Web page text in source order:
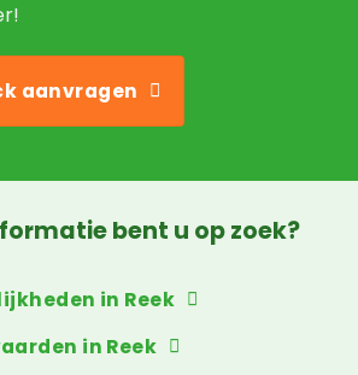
aanvragen
bent u op zoek?
in Reek
in Reek